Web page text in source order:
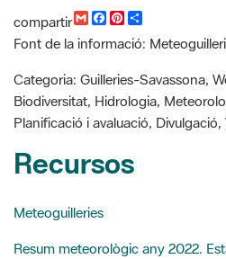
b
o
o
k
e
r
e
s
t
i
Categoria: Guilleries-Savassona,
Biodiversitat, Hidrologia,
Planificació i avaluació, Divulgació,
Recursos
[PDF]
Resum meteorològic any 2022.